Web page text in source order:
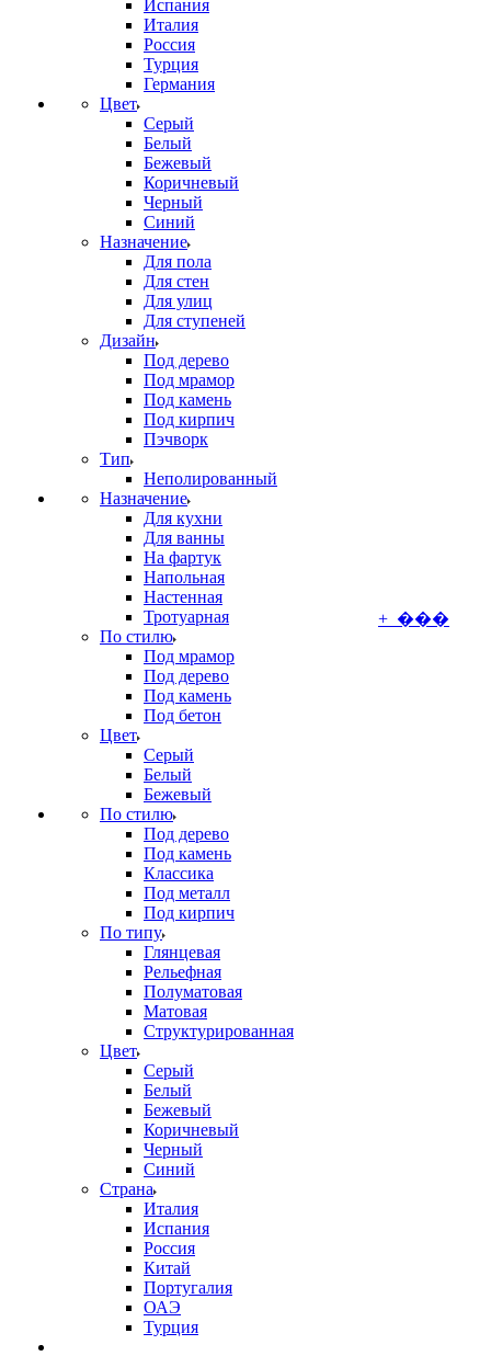
Испания
Италия
Россия
Турция
Германия
Цвет
Серый
Белый
Бежевый
Коричневый
Черный
Синий
Назначение
Для пола
Для стен
Для улиц
Для ступеней
Дизайн
Под дерево
Под мрамор
Под камень
Под кирпич
Пэчворк
Тип
Неполированный
Назначение
Для кухни
Для ванны
На фартук
Напольная
Настенная
Тротуарная
По стилю
Под мрамор
Под дерево
Под камень
Под бетон
Цвет
Серый
Белый
Бежевый
По стилю
Под дерево
Под камень
Классика
Под металл
Под кирпич
По типу
Глянцевая
Рельефная
Полуматовая
Матовая
Структурированная
Цвет
Серый
Белый
Бежевый
Коричневый
Черный
Синий
Страна
Италия
Испания
Россия
Китай
Португалия
ОАЭ
Турция
+ ���